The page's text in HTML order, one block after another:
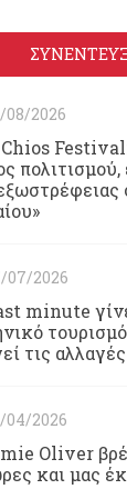
08/2026
πολιτισμού,
07/2026
minute
τις
04/2026
Oliver
και μας